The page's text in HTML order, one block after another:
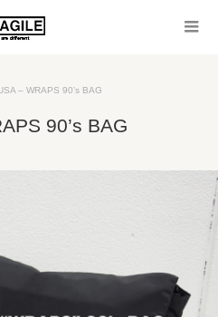
– WRAPS 90’s BAG
90’s BAG